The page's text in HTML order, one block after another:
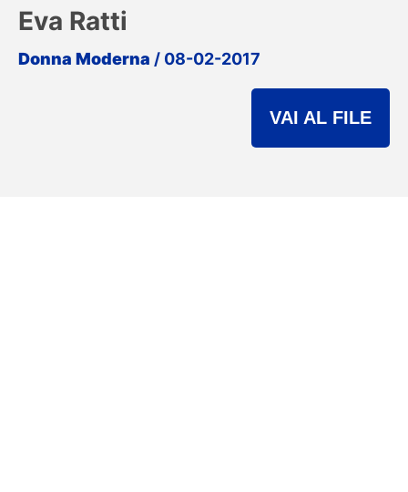
Eva Ratti
Donna Moderna / 08-02-2017
VAI AL FILE